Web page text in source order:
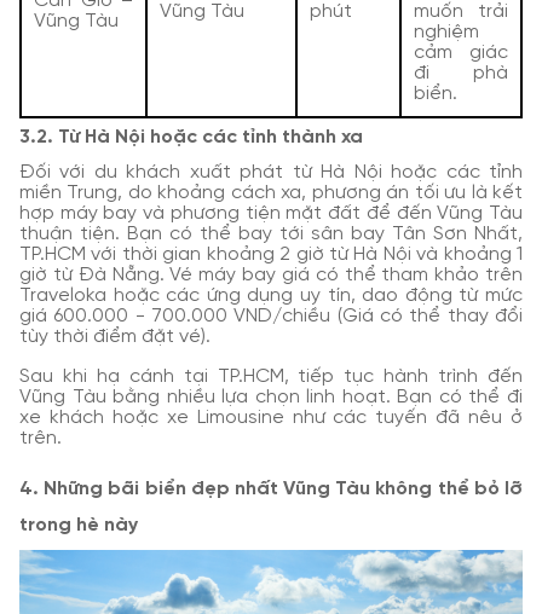
Vũng Tàu
Vũng Tàu
phút
muốn trải
nghiệm
cảm giác
đi phà
biển.
3.2. Từ Hà Nội hoặc các tỉnh thành xa
Đối với du khách xuất phát từ Hà Nội hoặc các tỉnh
miền Trung, do khoảng cách xa, phương án tối ưu là kết
hợp máy bay và phương tiện mặt đất để đến Vũng Tàu
thuận tiện. Bạn có thể bay tới sân bay Tân Sơn Nhất,
TP.HCM với thời gian khoảng 2 giờ từ Hà Nội và khoảng 1
giờ từ Đà Nẵng. Vé máy bay giá có thể tham khảo trên
Traveloka hoặc các ứng dụng uy tín, dao động từ mức
giá 600.000 - 700.000 VND/chiều (Giá có thể thay đổi
tùy thời điểm đặt vé).
Sau khi hạ cánh tại TP.HCM, tiếp tục hành trình đến
Vũng Tàu bằng nhiều lựa chọn linh hoạt. Bạn có thể đi
xe khách hoặc xe Limousine như các tuyến đã nêu ở
trên.
4. Những bãi biển đẹp nhất Vũng Tàu không thể bỏ lỡ
trong hè này